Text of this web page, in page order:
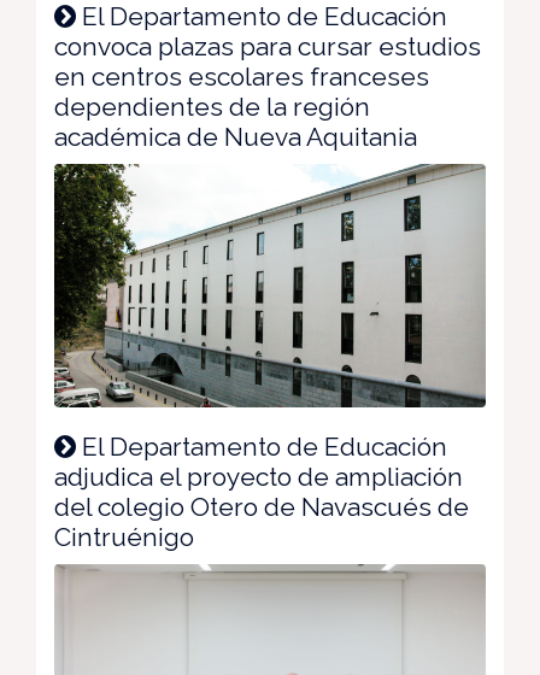
El Departamento de Educación
convoca plazas para cursar estudios
en centros escolares franceses
dependientes de la región
académica de Nueva Aquitania
El Departamento de Educación
adjudica el proyecto de ampliación
del colegio Otero de Navascués de
Cintruénigo